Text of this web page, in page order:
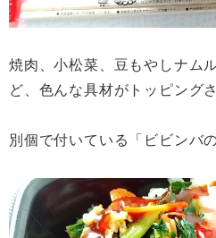
焼肉、小松菜、豆もやしナム
ど、色んな具材がトッピング
別個で付いている「ビビンバ